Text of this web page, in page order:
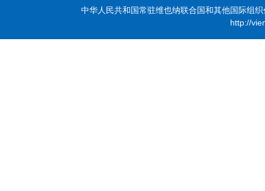
中华人民共和国常驻维也纳联合国和其他国际组
http://